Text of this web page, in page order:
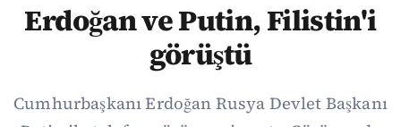
Erdoğan ve Putin, Filistin'i
görüştü
Cumhurbaşkanı Erdoğan Rusya Devlet Başkanı